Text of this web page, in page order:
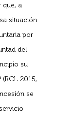
que, a
situación
por
del
su
(RCL 2015,
se